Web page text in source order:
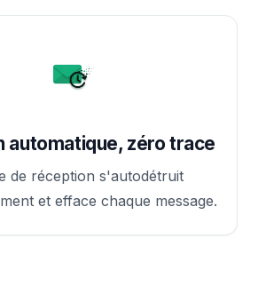
automatique, zéro trace
de réception s'autodétruit
et efface chaque message.